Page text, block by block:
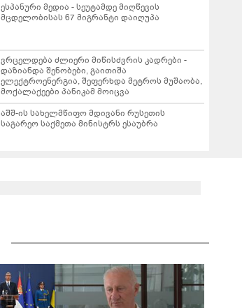
ესპანური მედია - სეუტამდე მიღწევის
მცდელობისას 67 მიგრანტი დაიღუპა
ვრცელდება ძლიერი მიწისძვრის კადრები -
დაზიანდა შენობები, გაითიშა
ელექტროენერგია, შეფერხდა მეტროს მუშაობა,
მოქალაქეები პანიკამ მოიცვა
აშშ-ის სახელმწიფო მდივანი რუსეთის
საგარეო საქმეთა მინისტრს ესაუბრა
მადრიდის ჩრდილოეთით მდებარე
გვადალახარას პროვინციაში გაჩენილმა
ხანძარმა 12000 ჰექტარი ფართობი მოიცვა